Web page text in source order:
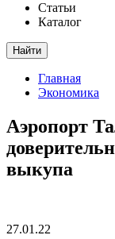
Статьи
Каталог
Найти
Главная
Экономика
Аэропорт
выкупа
27.01.22